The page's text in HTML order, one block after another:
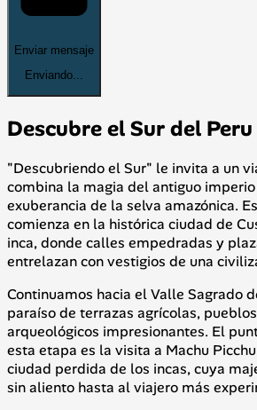
Enviar mensaje
Enviando...
Descubre el Sur del Peru
"Descubriendo el Sur" le invita a un
combina la magia del antiguo imperio
exuberancia de la selva amazónica.
comienza en la histórica ciudad de
inca, donde calles empedradas y
entrelazan con vestigios de una
Continuamos hacia el Valle Sagrado
paraíso de terrazas agrícolas,
arqueológicos impresionantes. El
esta etapa es la visita a Machu
ciudad perdida de los incas, cuya
sin aliento hasta al viajero más